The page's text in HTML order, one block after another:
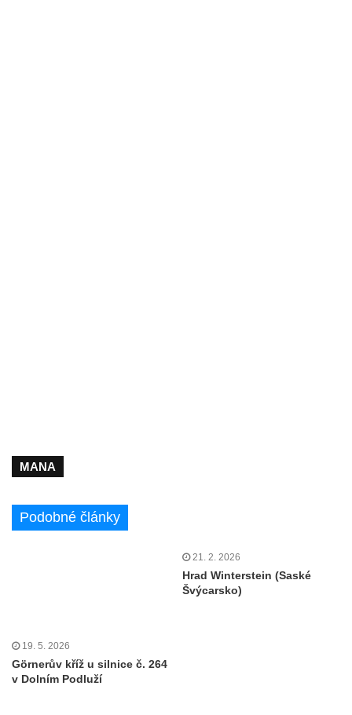
MANA
Podobné články
19. 5. 2026
Görnerův kříž u silnice č. 264
v Dolním Podluží
21. 2. 2026
Hrad Winterstein (Saské
Švýcarsko)